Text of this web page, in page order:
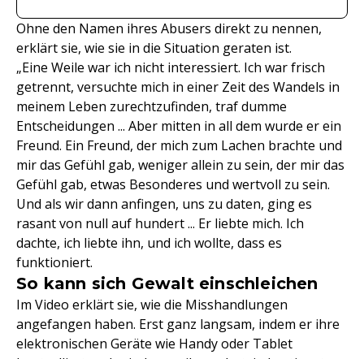
Ohne den Namen ihres Abusers direkt zu nennen,
erklärt sie, wie sie in die Situation geraten ist.
„Eine Weile war ich nicht interessiert. Ich war frisch
getrennt, versuchte mich in einer Zeit des Wandels in
meinem Leben zurechtzufinden, traf dumme
Entscheidungen ... Aber mitten in all dem wurde er ein
Freund. Ein Freund, der mich zum Lachen brachte und
mir das Gefühl gab, weniger allein zu sein, der mir das
Gefühl gab, etwas Besonderes und wertvoll zu sein.
Und als wir dann anfingen, uns zu daten, ging es
rasant von null auf hundert ... Er liebte mich. Ich
dachte, ich liebte ihn, und ich wollte, dass es
funktioniert.
So kann sich Gewalt einschleichen
Im Video erklärt sie, wie die Misshandlungen
angefangen haben. Erst ganz langsam, indem er ihre
elektronischen Geräte wie Handy oder Tablet